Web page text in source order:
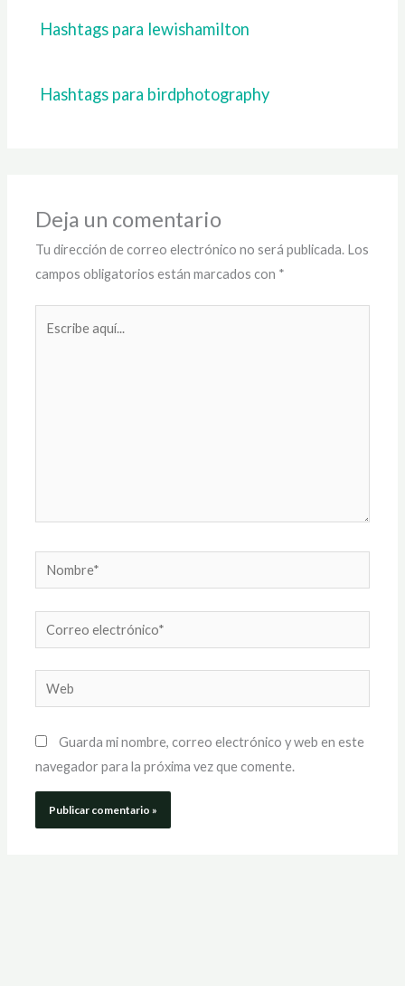
Hashtags para lewishamilton
Hashtags para birdphotography
Deja un comentario
Tu dirección de correo electrónico no será publicada. Los
campos obligatorios están marcados con *
Nombre*
Correo
electrónico*
Web
Guarda mi nombre, correo electrónico y web en este
navegador para la próxima vez que comente.